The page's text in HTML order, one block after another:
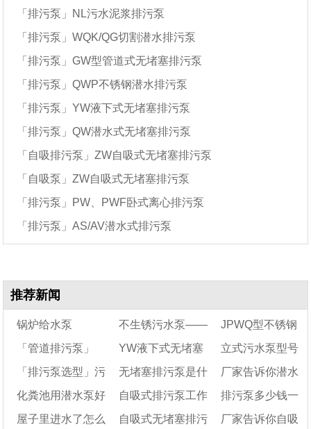
「排污泵」NL污水泥浆排污泵
「排污泵」WQK/QG切割潜水排污泵
「排污泵」GW型管道式无堵塞排污泵
「排污泵」QWP不锈钢潜水排污泵
「排污泵」YW液下式无堵塞排污泵
「排污泵」QW潜水式无堵塞排污泵
「自吸排污泵」ZW自吸式无堵塞排污泵
「自吸泵」ZW自吸式无堵塞排污泵
「排污泵」PW、PWF卧式离心排污泵
「排污泵」AS/AV潜水式排污泵
推荐新闻
锅炉给水泵 不生锈污水泵——
排污泵
JPWQ型不锈钢
自动搅匀潜水排污
泵的工作原理及结
构特点
「管道排污泵」
LW立式管道排污泵
特点与选型参数表
YW液下式无堵塞
排污泵的主要特点及
安装尺寸图介绍
立式污水泵型号
及参数
「排污泵选型」污
水排污泵选型的九个
要点
无堵塞排污泵是什
么意思
厂家告诉你潜水
排污泵的工作原理
及选型知识(结构图)
化粪池用潜水泵好 自吸式排污泵工作
原理及结构特点
排污泵多少钱一
屋子里进水了怎么 自吸式无堵塞排污 厂家告诉你自吸